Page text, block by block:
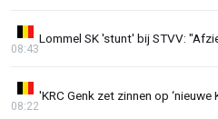
Lommel SK 'stunt' bij STVV:
08:43
'KRC Genk zet zinnen op ‘nieuwe
08:22